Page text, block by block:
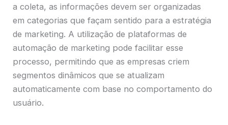
a coleta, as informações devem ser organizadas
em categorias que façam sentido para a estratégia
de marketing. A utilização de plataformas de
automação de marketing pode facilitar esse
processo, permitindo que as empresas criem
segmentos dinâmicos que se atualizam
automaticamente com base no comportamento do
usuário.